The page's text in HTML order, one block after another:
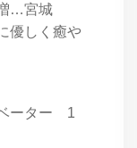
…宮城
優しく癒や
ーター 1